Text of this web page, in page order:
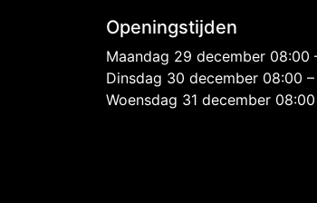
Openingstijden
Maandag 29 december 08:00
Dinsdag 30 december 08:00 –
Woensdag 31 december